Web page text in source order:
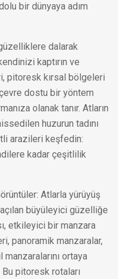
bir dünyaya adım
dalarak
kaptırın ve
pitoresk kırsal bölgeleri
dostu bir yöntem
olanak tanır. Atların
huzurun tadını
arazileri keşfedin:
kadar çeşitlilik
Atlarla yürüyüş
büyüleyici güzelliğe
etkileyici bir manzara
panoramik manzaralar,
ortaya
pitoresk rotaları